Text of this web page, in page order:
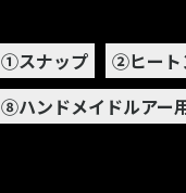
➀スナップ ②ヒート
⑧ハンドメイドルアー